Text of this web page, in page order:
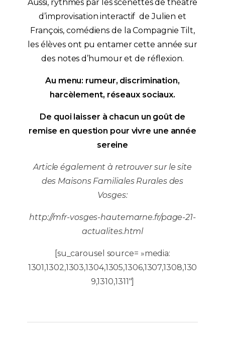
Aussi, rythmés par les scénettes de théâtre
d’improvisation interactif de Julien et
François, comédiens de la Compagnie Tilt,
les élèves ont pu entamer cette année sur
des notes d’humour et de réflexion.
Au menu: rumeur, discrimination,
harcèlement, réseaux sociaux.
De quoi laisser à chacun un goût de
remise en question pour vivre une année
sereine
Article également à retrouver sur le site
des Maisons Familiales Rurales des
Vosges:
http://mfr-vosges-hautemarne.fr/page-21-
actualites.html
[su_carousel source= »media:
1301,1302,1303,1304,1305,1306,1307,1308,130
9,1310,1311″]